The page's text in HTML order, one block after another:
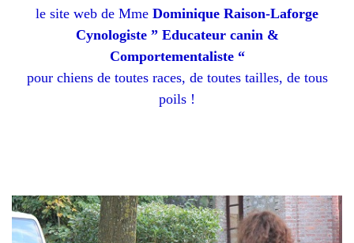
le site web de Mme Dominique Raison-Laforge
Cynologiste ” Educateur canin &
Comportementaliste “
pour chiens de toutes races, de toutes tailles, de tous
poils !